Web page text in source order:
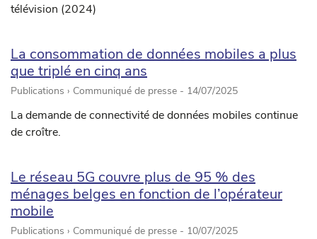
télévision (2024)
La consommation de données mobiles a plus
que triplé en cinq ans
Publications › Communiqué de presse - 14/07/2025
La demande de connectivité de données mobiles continue
de croître.
Le réseau 5G couvre plus de 95 % des
ménages belges en fonction de l’opérateur
mobile
Publications › Communiqué de presse - 10/07/2025